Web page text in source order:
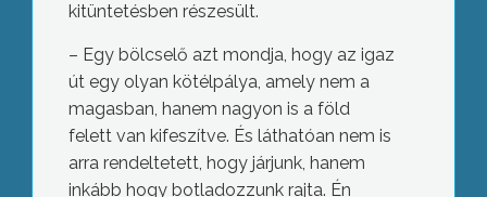
kitüntetésben részesült.
– Egy bölcselő azt mondja, hogy az igaz
út egy olyan kötélpálya, amely nem a
magasban, hanem nagyon is a föld
felett van kifeszítve. És láthatóan nem is
arra rendeltetett, hogy járjunk, hanem
inkább hogy botladozzunk rajta. Én